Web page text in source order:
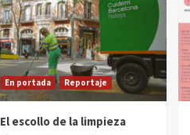
En portada Reportaje
El escollo de la limpieza